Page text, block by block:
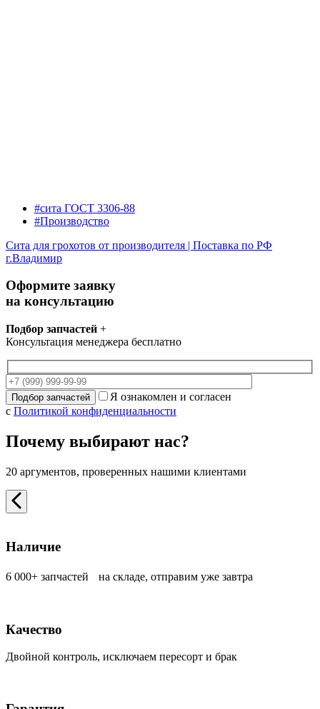
#сита ГОСТ 3306-88
#Производство
Сита для грохотов от производителя | Поставка по РФ
г.Владимир
Оформите заявку
на консультацию
Подбор запчастей +
Консультация менеджера бесплатно
Я ознакомлен и согласен
с Политикой конфиденциальности
Почему выбирают нас?
20 аргументов, проверенных нашими клиентами
Наличие
6 000+ запчастей на складе, отправим уже завтра
Качество
Двойной контроль, исключаем пересорт и брак